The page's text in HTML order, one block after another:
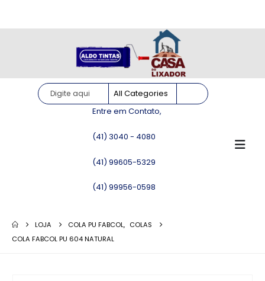
Entre em Contato,
(41) 3040 - 4080
(41) 99605-5329
(41) 99956-0598
LOJA COLA PU FABCOL, COLAS
COLA FABCOL PU 604 NATURAL